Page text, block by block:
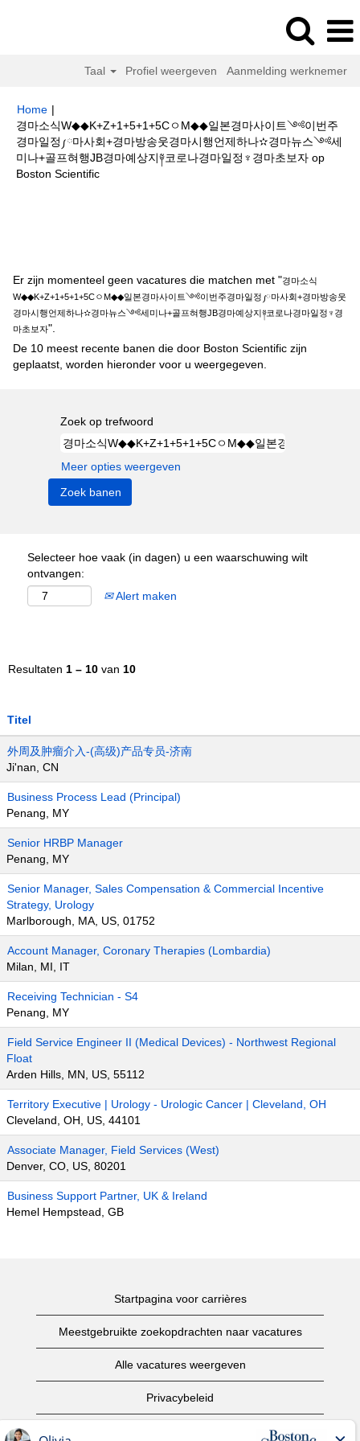
Taal Profiel weergeven Aanmelding werknemer
Home |
경마소식W◆◆K+Z+1+5+1+5CㅇM◆◆일본경마사이트༺이번주
경마일정༿마사회+경마방송웃경마시행언제하나✫경마뉴스༺세
미나+골프혀행JB경마예상지༈코로나경마일정♆경마초보자 op
Boston Scientific(huidige
Er zijn momenteel geen vacatures die matchen met "경마소식
W◆◆K+Z+1+5+1+5CㅇM◆◆일본경마사이트༺이번주경마일정༿마사회+경마방송웃
경마시행언제하나✫경마뉴스༺세미나+골프혀행JB경마예상지༈코로나경마일정♆경
마초보자".
De 10 meest recente banen die door Boston Scientific zijn
geplaatst, worden hieronder voor u weergegeven.
Zoek op trefwoord
Meer opties weergeven
Selecteer hoe vaak (in dagen) u een waarschuwing wilt
ontvangen:
Alert maken
Resultaten 1 – 10 van 10
Titel
外周及肿瘤介入-(高级)产品专员-济南
Ji'nan, CN
Business Process Lead (Principal)
Penang, MY
Senior HRBP Manager
Penang, MY
Senior Manager, Sales Compensation & Commercial Incentive
Strategy, Urology
Marlborough, MA, US, 01752
Account Manager, Coronary Therapies (Lombardia)
Milan, MI, IT
Receiving Technician - S4
Penang, MY
Field Service Engineer II (Medical Devices) - Northwest Regional
Float
Arden Hills, MN, US, 55112
Territory Executive | Urology - Urologic Cancer | Cleveland, OH
Cleveland, OH, US, 44101
Associate Manager, Field Services (West)
Denver, CO, US, 80201
Business Support Partner, UK & Ireland
Hemel Hempstead, GB
Startpagina voor carrières
Meestgebruikte zoekopdrachten naar vacatures
Alle vacatures weergeven
Privacybeleid